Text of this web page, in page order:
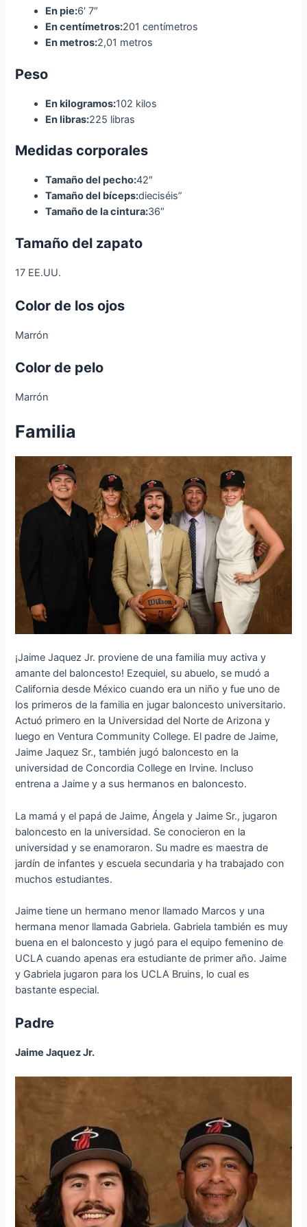
En pie:6′ 7″
En centímetros:201 centímetros
En metros:2,01 metros
Peso
En kilogramos:102 kilos
En libras:225 libras
Medidas corporales
Tamaño del pecho:42″
Tamaño del bíceps:dieciséis”
Tamaño de la cintura:36″
Tamaño del zapato
17 EE.UU.
Color de los ojos
Marrón
Color de pelo
Marrón
Familia
¡Jaime Jaquez Jr. proviene de una familia muy activa y
amante del baloncesto! Ezequiel, su abuelo, se mudó a
California desde México cuando era un niño y fue uno de
los primeros de la familia en jugar baloncesto universitario.
Actuó primero en la Universidad del Norte de Arizona y
luego en Ventura Community College. El padre de Jaime,
Jaime Jaquez Sr., también jugó baloncesto en la
universidad de Concordia College en Irvine. Incluso
entrena a Jaime y a sus hermanos en baloncesto.
La mamá y el papá de Jaime, Ángela y Jaime Sr., jugaron
baloncesto en la universidad. Se conocieron en la
universidad y se enamoraron. Su madre es maestra de
jardín de infantes y escuela secundaria y ha trabajado con
muchos estudiantes.
Jaime tiene un hermano menor llamado Marcos y una
hermana menor llamada Gabriela. Gabriela también es muy
buena en el baloncesto y jugó para el equipo femenino de
UCLA cuando apenas era estudiante de primer año. Jaime
y Gabriela jugaron para los UCLA Bruins, lo cual es
bastante especial.
Padre
Jaime Jaquez Jr.